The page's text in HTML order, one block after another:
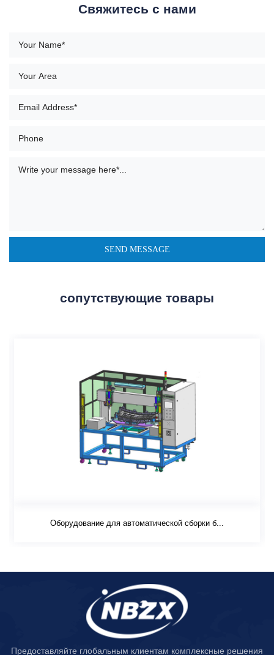
Свяжитесь с нами
сопутствующие товары
Оборудование для автоматической сборки б...
Предоставляйте глобальным клиентам комплексные решения